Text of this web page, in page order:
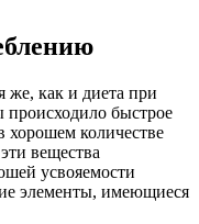
же, как и диета при
происходило быстрое
хорошем количестве
вещества
усвояемости
элементы, имеющиеся